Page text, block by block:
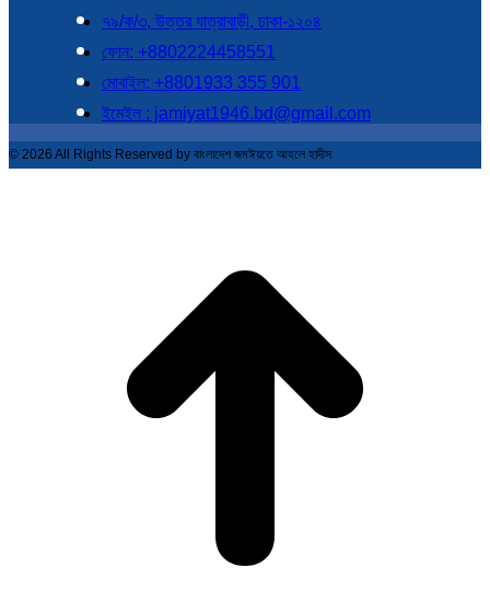
৭৯/ক/৩, উত্তর যাত্রাবাড়ী, ঢাকা-১২০৪
ফোন: +8802224458551
মোবাইল: +8801933 355 901
ইমেইল : jamiyat1946.bd@gmail.com
© 2026 All Rights Reserved by বাংলাদেশ জমঈয়তে আহলে হাদীস